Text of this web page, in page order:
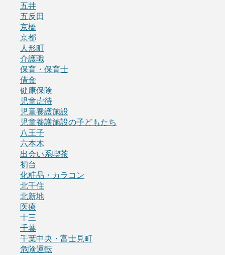
五井
五反田
京橋
京都
人形町
介護職
保育・保育士
借金
健康保険
児童虐待
児童養護施設
児童養護施設の子どもたち
八王子
六本木
出会い系喫茶
初台
化粧品・カラコン
北千住
北新地
医療
十三
千葉
千葉中央・富士見町
危険運転